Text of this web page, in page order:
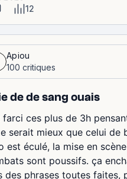
12
Apiou
100 critiques
de de sang ouais
farci ces plus de 3h
serait mieux que celui de
est éculé, la mise en
sont poussifs. ça
des phrases toutes faites,